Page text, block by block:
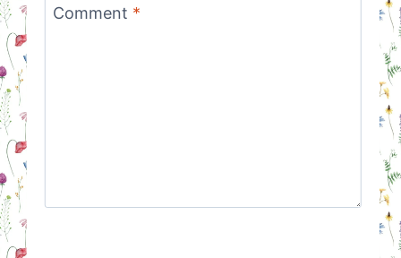
Comment *